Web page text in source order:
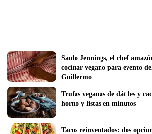
Saulo Jennings, el chef
cocinar vegano para evento
Guillermo
Trufas veganas de dátiles y
horno y listas en minutos
Tacos reinventados: dos